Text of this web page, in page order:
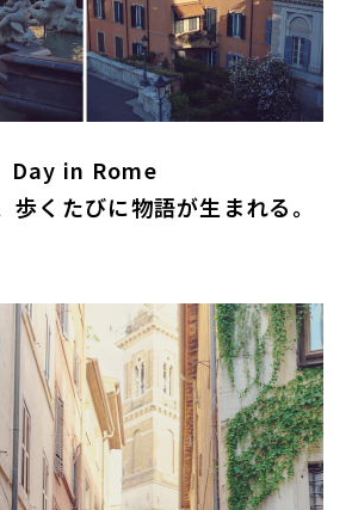
Day in Rome
歩くたびに物語が生まれる。